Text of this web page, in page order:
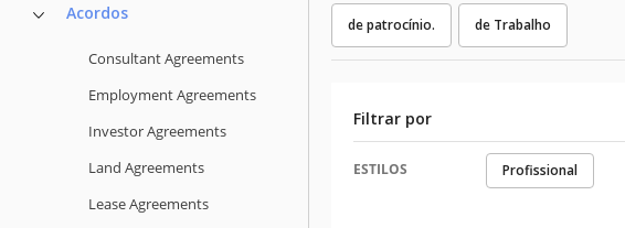
Acordos
Consultant Agreements
Employment Agreements
Investor Agreements
Land Agreements
Lease Agreements
de patrocínio. de Trabalho
Filtrar por
ESTILOS Profissional